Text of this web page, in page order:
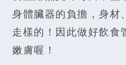
身體臟器的負擔，身材
走樣的！因此做好飲食
嫩膚喔！